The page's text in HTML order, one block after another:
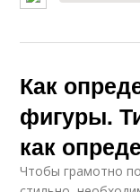
Как
фигуры.
как
Чтобы грамотно